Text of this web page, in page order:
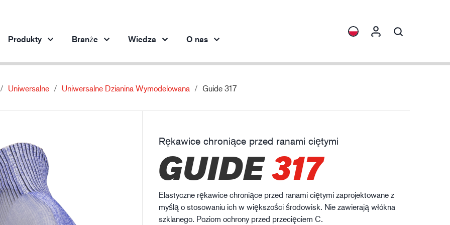
Produkty
Przemysł maszynowy
Przemysł naftowo-gazowy
Budownictwo
Logistyka
HXFIBR™
SPARX™
XLNT™
Branże
Stalownictwo Przemysł maszynowy
Wiedza O nas
Uniwersalne Uniwersalne Dzianina Wymodelowana Guide 317
Rękawice chroniące przed ranami ciętymi
GUIDE317
Elastyczne rękawice chroniące przed ranami ciętymi zaprojektowane z
myślą o stosowaniu ich w większości środowisk. Nie zawierają włókna
szklanego. Poziom ochrony przed przecięciem C.